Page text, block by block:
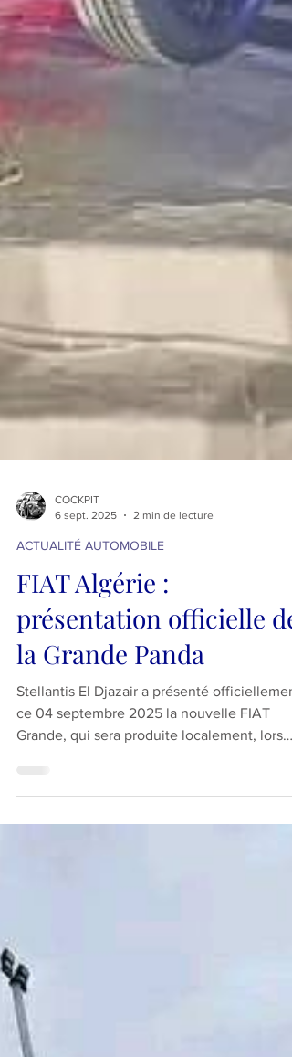
COCKPIT
6 sept. 2025
FIAT Algérie :
présentation officielle de
la Grande Panda
Stellantis El Djazair a présenté
ce 04 septembre 2025 la nouvelle FIAT